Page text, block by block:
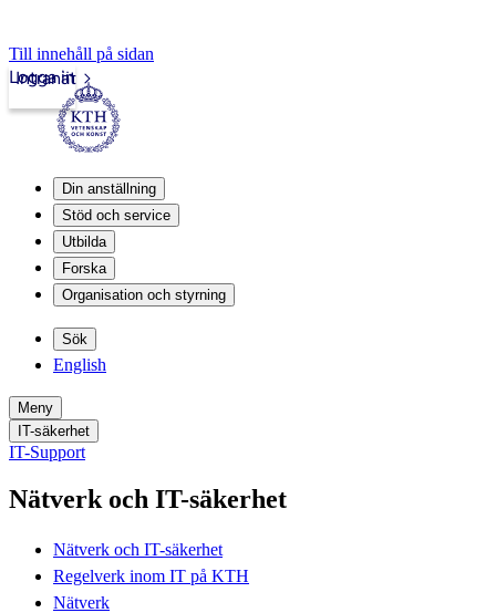
Till innehåll på sidan
Intranät
Logga in
Din anställning
Stöd och service
Utbilda
Forska
Organisation och styrning
Sök
English
Meny
IT-säkerhet
IT-Support
Nätverk och IT-säkerhet
Nätverk och IT-säkerhet
Regelverk inom IT på KTH
Nätverk